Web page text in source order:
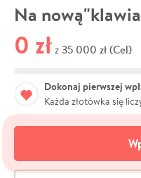
Na
0 zł z 35 000 zł (Cel)
Dokonaj pierwszej
Każda złotówka się